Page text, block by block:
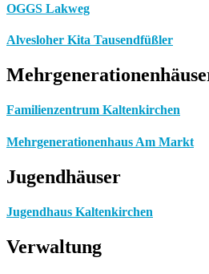
OGGS Lakweg
Alvesloher Kita Tausendfüßler
Familienzentrum Kaltenkirchen
Mehrgenerationenhaus Am Markt
Jugendhäuser
Jugendhaus Kaltenkirchen
Verwaltung